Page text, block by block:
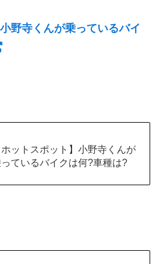
野寺くんが乗っているバイ
ホットスポット】小野寺くんが
ているバイクは何?車種は?